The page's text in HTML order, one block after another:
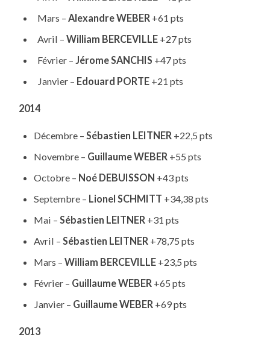
Mars – Alexandre WEBER +61 pts
Avril – William BERCEVILLE +27 pts
Février – Jérome SANCHIS +47 pts
Janvier – Edouard PORTE +21 pts
2014
Décembre – Sébastien LEITNER +22,5 pts
Novembre – Guillaume WEBER +55 pts
Octobre – Noé DEBUISSON +43 pts
Septembre – Lionel SCHMITT +34,38 pts
Mai – Sébastien LEITNER+31 pts
Avril – Sébastien LEITNER+78,75 pts
Mars – William BERCEVILLE+23,5 pts
Février – Guillaume WEBER+65 pts
Janvier – Guillaume WEBER+69 pts
2013